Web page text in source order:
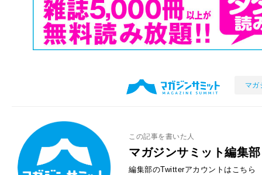
マガ
この記事を書いた人
マガジンサミット編集部
編集部のTwitterアカウントはこちら